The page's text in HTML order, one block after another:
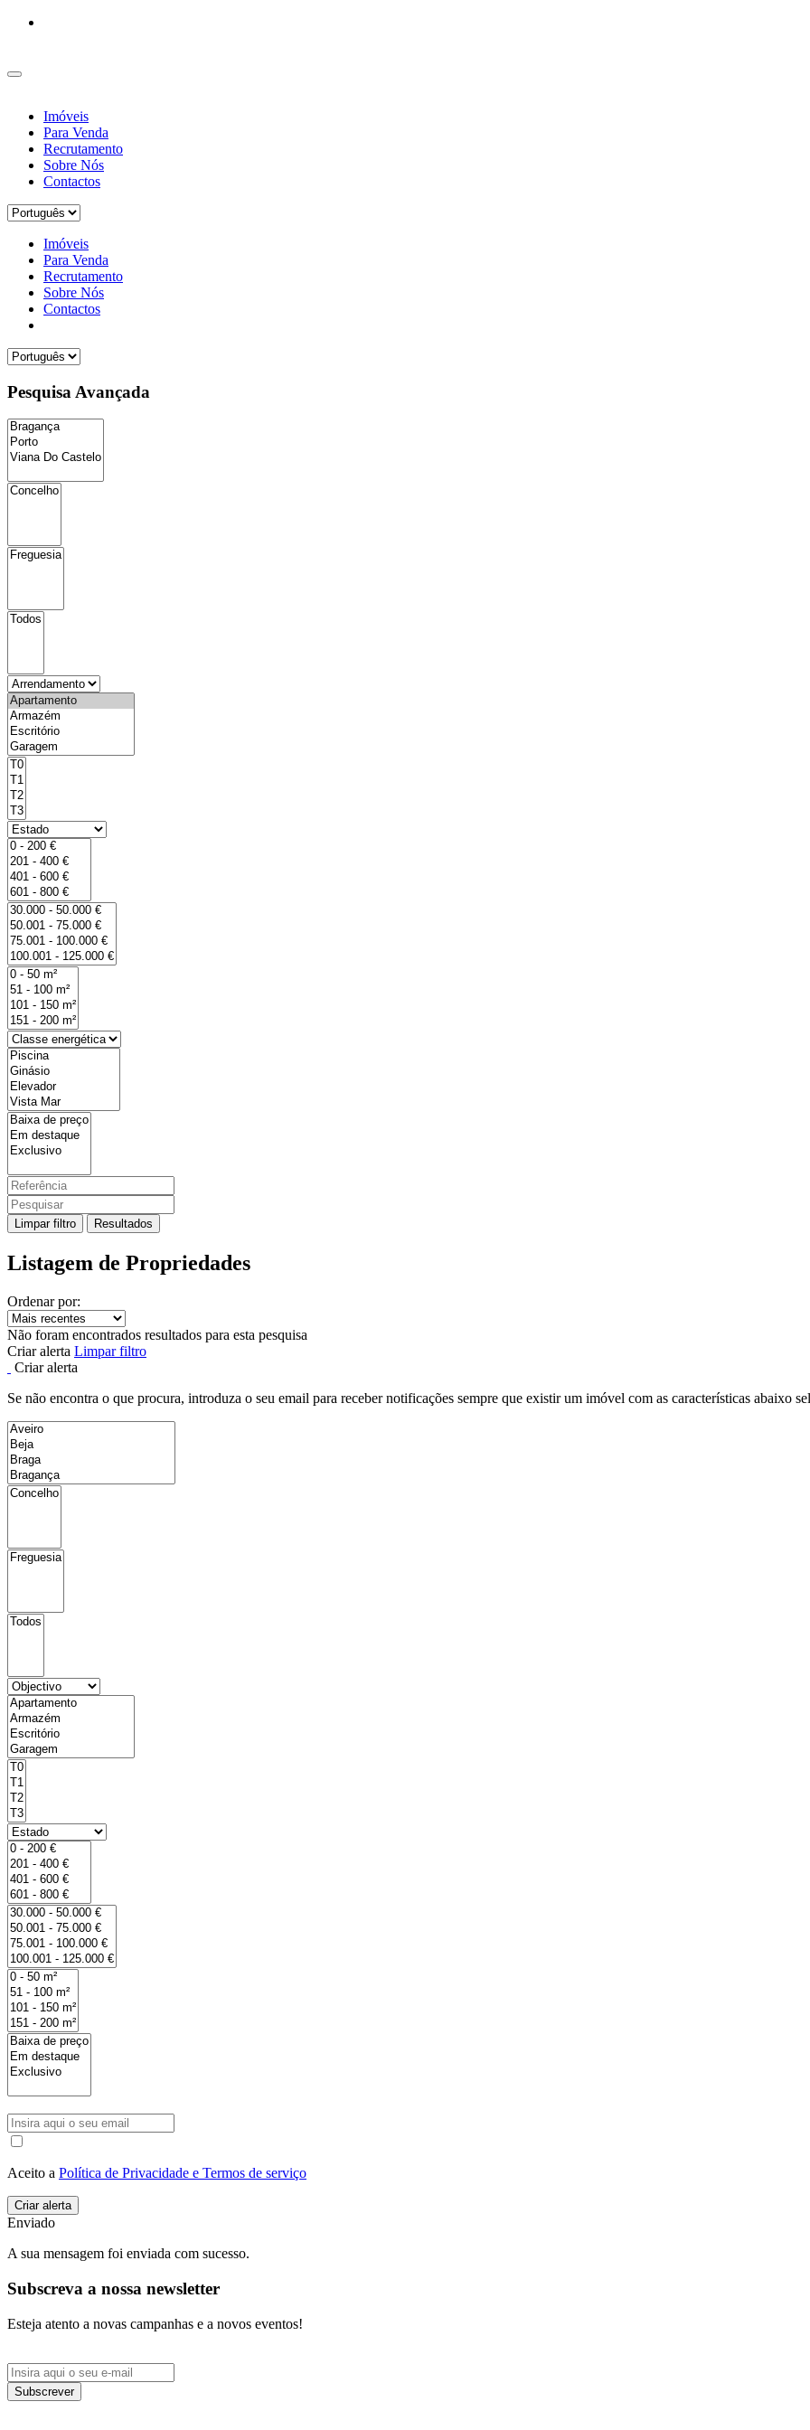
Imóveis
Para Venda
Recrutamento
Sobre Nós
Contactos
Imóveis
Para Venda
Recrutamento
Sobre Nós
Contactos
Pesquisa Avançada
Limpar filtro Resultados
Listagem de Propriedades
Ordenar por:
Não foram encontrados resultados para esta pesquisa
Criar alerta Limpar filtro
Criar alerta
Se não encontra o que procura, introduza o seu email para receber notificações sempre que existir um imóvel com as características abaixo
Aceito a Política de Privacidade e Termos de serviço
Enviado
A sua mensagem foi enviada com sucesso.
Subscreva a nossa newsletter
Esteja atento a novas campanhas e a novos eventos!